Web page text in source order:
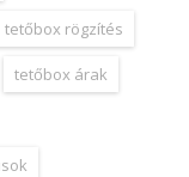
tetőbox rögzítés
tetőbox árak